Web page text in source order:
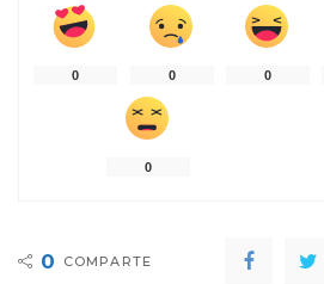
0 0 0
0
0 COMPARTE